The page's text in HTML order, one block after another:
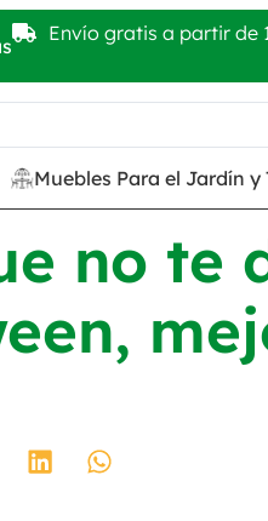
Envío gratis a partir de
Muebles Para el Jardín y
no te